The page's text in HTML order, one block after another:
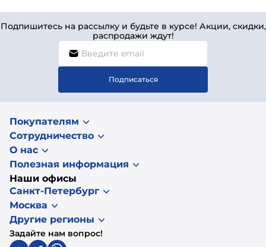
Подпишитесь на рассылку и будьте в курсе! Акции, скидки,
распродажи ждут!
Подписаться
Покупателям
Сотрудничество
О нас
Полезная информация
Наши офисы
Санкт-Петербург
Москва
Другие регионы
Задайте нам вопрос!